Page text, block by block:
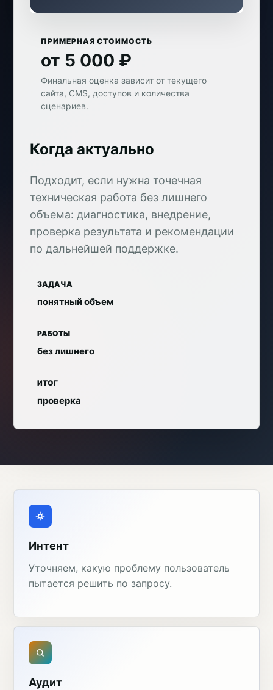
ПРИМЕРНАЯ СТОИМОСТЬ
от 5 000 ₽
Финальная оценка зависит от текущего
сайта, CMS, доступов и количества
сценариев.
Когда актуально
Подходит, если нужна точечная
техническая работа без лишнего
объема: диагностика, внедрение,
проверка результата и рекомендации
по дальнейшей поддержке.
ЗАДАЧА
понятный объем
РАБОТЫ
без лишнего
ИТОГ
проверка
Интент
Уточняем, какую проблему пользователь
пытается решить по запросу.
Аудит